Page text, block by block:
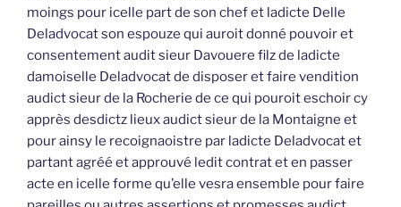
moings pour icelle part de son chef et ladicte Delle
Deladvocat son espouze qui auroit donné pouvoir et
consentement audit sieur Davouere filz de ladicte
damoiselle Deladvocat de disposer et faire vendition
audict sieur de la Rocherie de ce qui pouroit eschoir cy
apprès desdictz lieux audict sieur de la Montaigne et
pour ainsy le recoignaoistre par ladicte Deladvocat et
partant agréé et approuvé ledit contrat et en passer
acte en icelle forme qu’elle vesra ensemble pour faire